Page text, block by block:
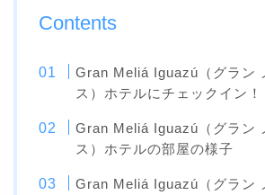
Contents
Gran Meliá Iguazú（グラン
ス）ホテルにチェックイン！
Gran Meliá Iguazú（グラン
ス）ホテルの部屋の様子
Gran Meliá Iguazú（グラン